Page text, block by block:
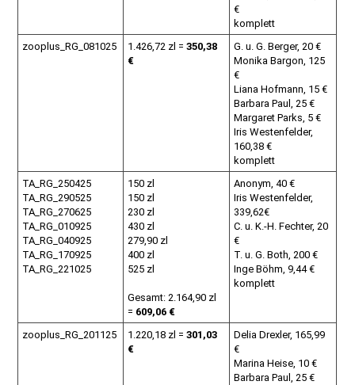
€
komplett
zooplus_RG_081025
1.426,72 zl =350,38
€
G. u. G. Berger, 20 €
Monika Bargon, 125
€
Liana Hofmann, 15 €
Barbara Paul, 25 €
Margaret Parks, 5 €
Iris Westenfelder,
160,38 €
komplett
TA_RG_250425
TA_RG_290525
TA_RG_270625
TA_RG_010925
TA_RG_040925
TA_RG_170925
TA_RG_221025
150 zl
150 zl
230 zl
430 zl
279,90 zl
400 zl
525 zl
Gesamt: 2.164,90 zl
= 609,06 €
Anonym, 40 €
Iris Westenfelder,
339,62€
C. u. K.-H. Fechter, 20
€
T. u. G. Both, 200 €
Inge Böhm, 9,44 €
komplett
zooplus_RG_201125 1.220,18 zl =301,03
€
Delia Drexler, 165,99
€
Marina Heise, 10 €
Barbara Paul, 25 €